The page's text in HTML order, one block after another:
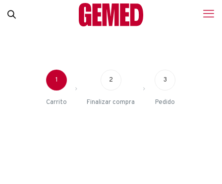
1
Carrito
2
Finalizar compra
3
Pedido